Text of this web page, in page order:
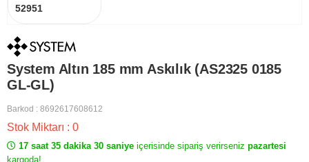
52951
System Altın 185 mm Askılık (AS2325 0185
GL-GL)
Barkod : 8692617608612
Stok Miktarı : 0
17 saat 35 dakika 30 saniye içerisinde sipariş verirseniz pazartesi
kargoda!